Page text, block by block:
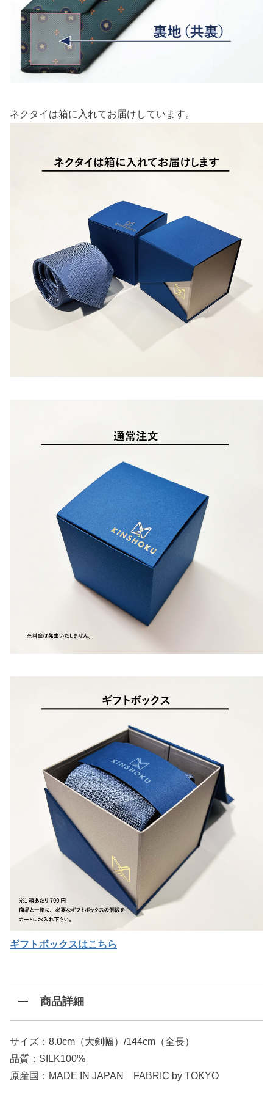
ネクタイは箱に入れてお届けしています。
ギフトボックスはこちら
商品詳細
サイズ：8.0cm（大剣幅）/144cm（全長）
品質：SILK100%
原産国：MADE IN JAPAN FABRIC by TOKYO